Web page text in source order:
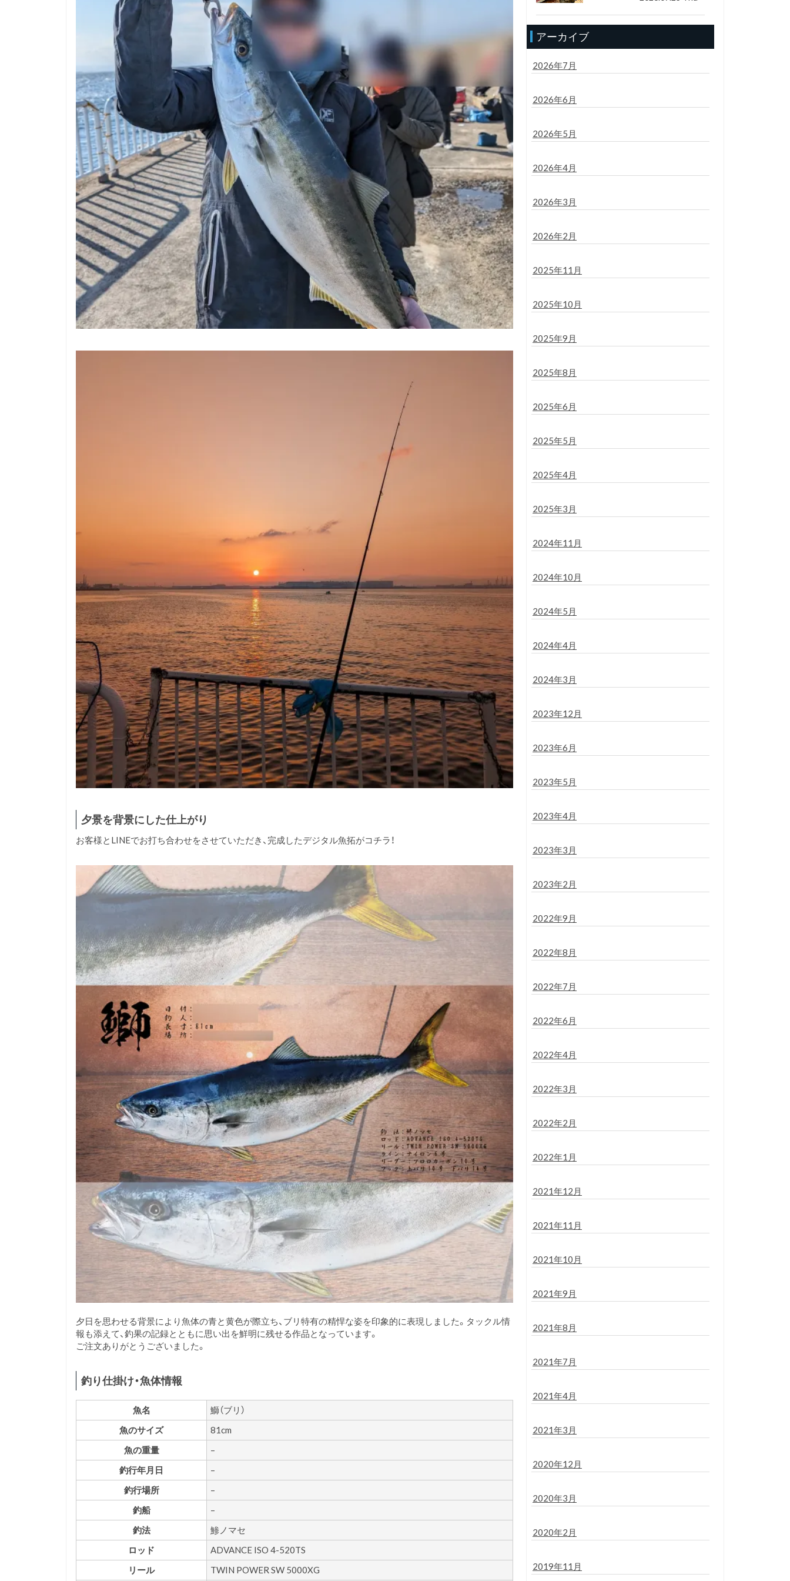
夕景を背景にした仕上がり
お客様とLINEでお打ち合わせをさせていただき、完成したデジタル魚拓がコチラ！
夕日を思わせる背景により魚体の青と黄色が際立ち、ブリ特有の精悍な姿を印象的に表現しました。タックル情
報も添えて、釣果の記録とともに思い出を鮮明に残せる作品となっています。
ご注文ありがとうございました。
釣り仕掛け・魚体情報
魚名
鰤（ブリ）
魚のサイズ
81cm
魚の重量
–
釣行年月日
–
釣行場所
–
釣船
–
釣法
鯵ノマセ
ロッド
ADVANCE ISO 4-520TS
リール
TWIN POWER SW 5000XG
アーカイブ
2026年7月
2026年6月
2026年5月
2026年4月
2026年3月
2026年2月
2025年11月
2025年10月
2025年9月
2025年8月
2025年6月
2025年5月
2025年4月
2025年3月
2024年11月
2024年10月
2024年5月
2024年4月
2024年3月
2023年12月
2023年6月
2023年5月
2023年4月
2023年3月
2023年2月
2022年9月
2022年8月
2022年7月
2022年6月
2022年4月
2022年3月
2022年2月
2022年1月
2021年12月
2021年11月
2021年10月
2021年9月
2021年8月
2021年7月
2021年4月
2021年3月
2020年12月
2020年3月
2020年2月
2019年11月